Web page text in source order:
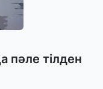
пәле тілден